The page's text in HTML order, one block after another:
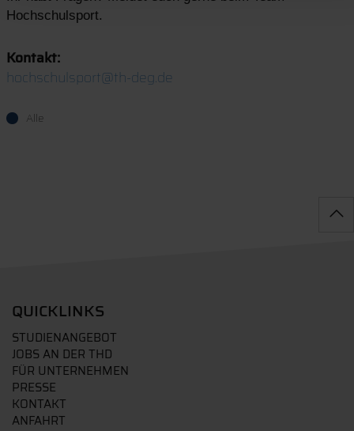
Hochschulsport.
Kontakt:
hochschulsport@th-deg.de
Alle
QUICKLINKS
STUDIENANGEBOT
JOBS AN DER THD
FÜR UNTERNEHMEN
PRESSE
KONTAKT
ANFAHRT